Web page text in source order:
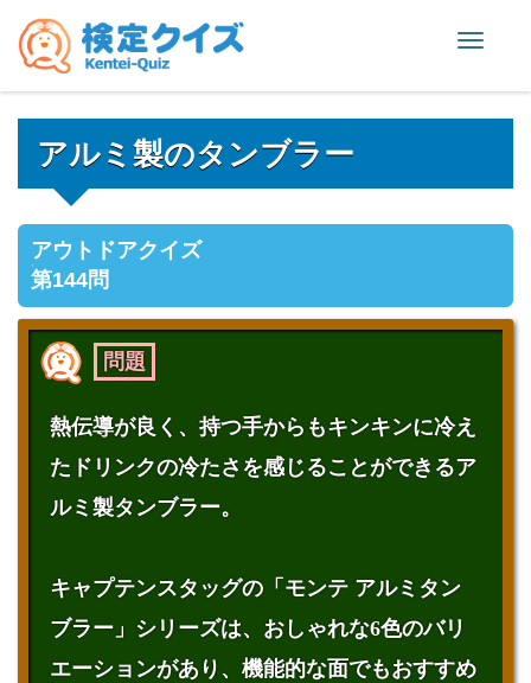
Toggle
アルミ製のタンブラー
アウトドアクイズ
第144問
問題
熱伝導が良く、持つ手からもキンキンに冷え
たドリンクの冷たさを感じることができるア
ルミ製タンブラー。
キャプテンスタッグの「モンテ アルミタン
ブラー」シリーズは、おしゃれな6色のバリ
エーションがあり、機能的な面でもおすすめ